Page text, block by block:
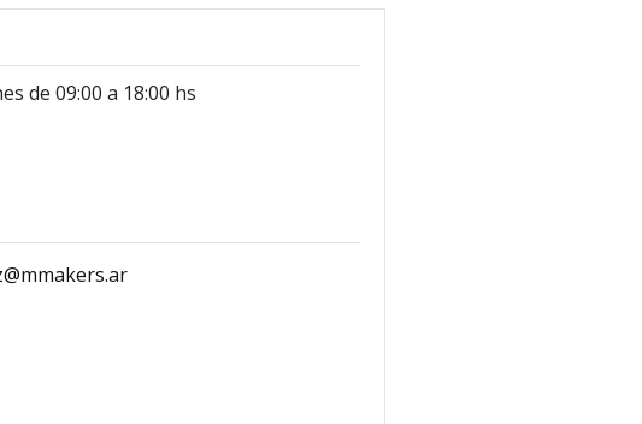
de 09:00 a 18:00 hs